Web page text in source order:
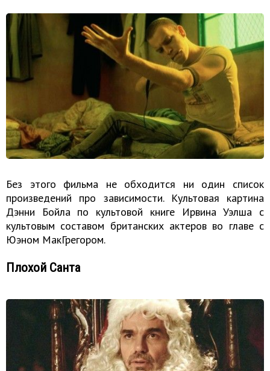
Без этого фильма не обходится ни один список
произведений про зависимости. Культовая картина
Дэнни Бойла по культовой книге Ирвина Уэлша с
культовым составом британских актеров во главе с
Юэном МакГрегором.
Плохой Санта